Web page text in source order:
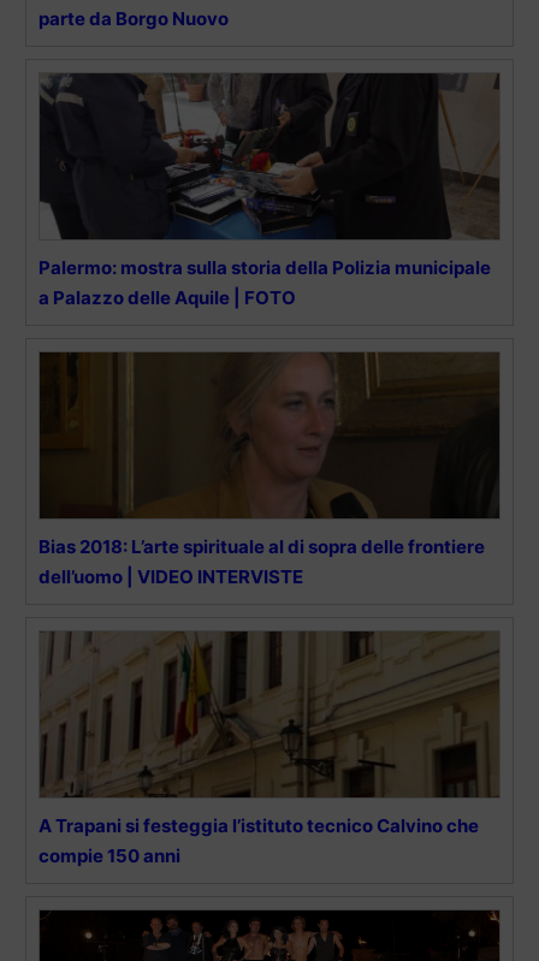
parte da Borgo Nuovo
Palermo: mostra sulla storia della Polizia municipale
a Palazzo delle Aquile | FOTO
Bias 2018: L’arte spirituale al di sopra delle frontiere
dell’uomo | VIDEO INTERVISTE
A Trapani si festeggia l’istituto tecnico Calvino che
compie 150 anni